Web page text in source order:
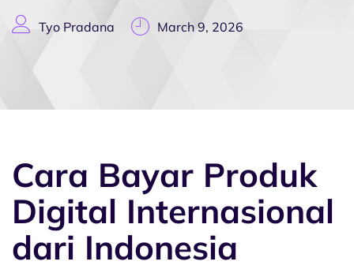
Tyo Pradana March 9, 2026
Cara Bayar Produk
Digital Internasional
dari Indonesia